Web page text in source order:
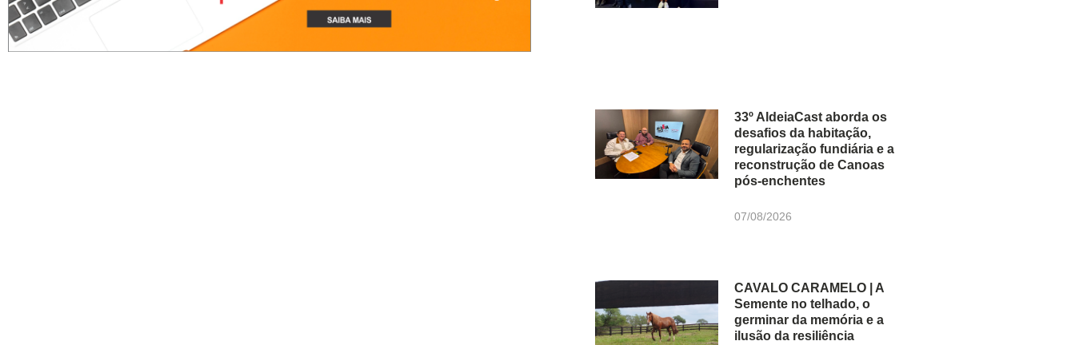
33º AldeiaCast aborda os
desafios da habitação,
regularização fundiária e a
reconstrução de Canoas
pós-enchentes
07/08/2026
CAVALO CARAMELO | A
Semente no telhado, o
germinar da memória e a
ilusão da resiliência